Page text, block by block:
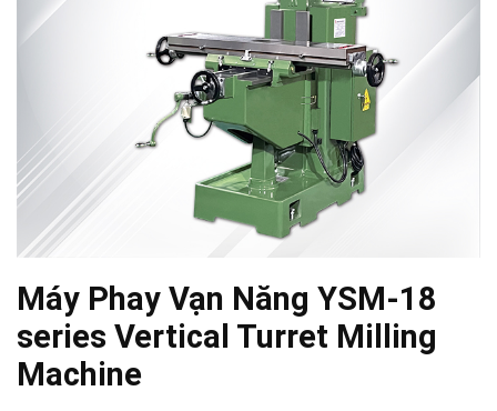
Máy Phay Vạn Năng YSM-18
series Vertical Turret Milling
Machine